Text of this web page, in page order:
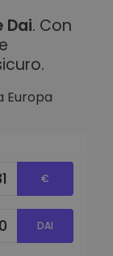
Dai. Con
Europa
€
DAI